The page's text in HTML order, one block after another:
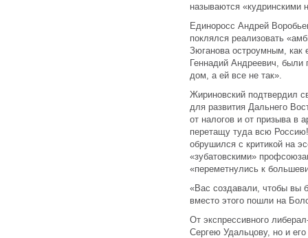
называются «кудринскими
Единоросс Андрей
поклялся реализовать
Зюганова остроумным, как
Геннадий Андреевич, были
дом, а ей все не так».
Жириновский подтвердил
для развития Дальнего
от налогов и от призыва
перетащу туда всю
обрушился с критикой на
«зубатовскими»
«переметнулись к
«Вас создавали, чтобы вы
вместо этого пошли на
От экспрессивного
Сергею Удальцову, но и